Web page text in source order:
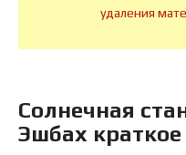
удаления
Солнечная
Эшбах